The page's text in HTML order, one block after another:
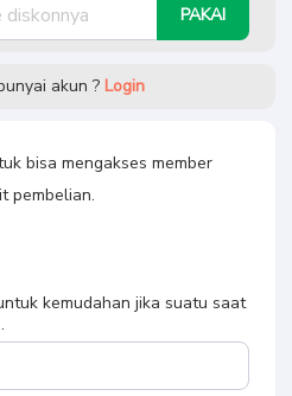
PAKAI
akun ? Login
bisa mengakses member
pembelian.
kemudahan jika suatu saat